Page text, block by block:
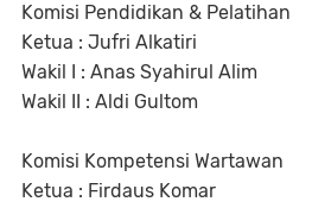
Komisi Pendidikan & Pelatihan
Ketua : Jufri Alkatiri
Wakil I : Anas Syahirul Alim
Wakil II : Aldi Gultom
Komisi Kompetensi Wartawan
Ketua : Firdaus Komar